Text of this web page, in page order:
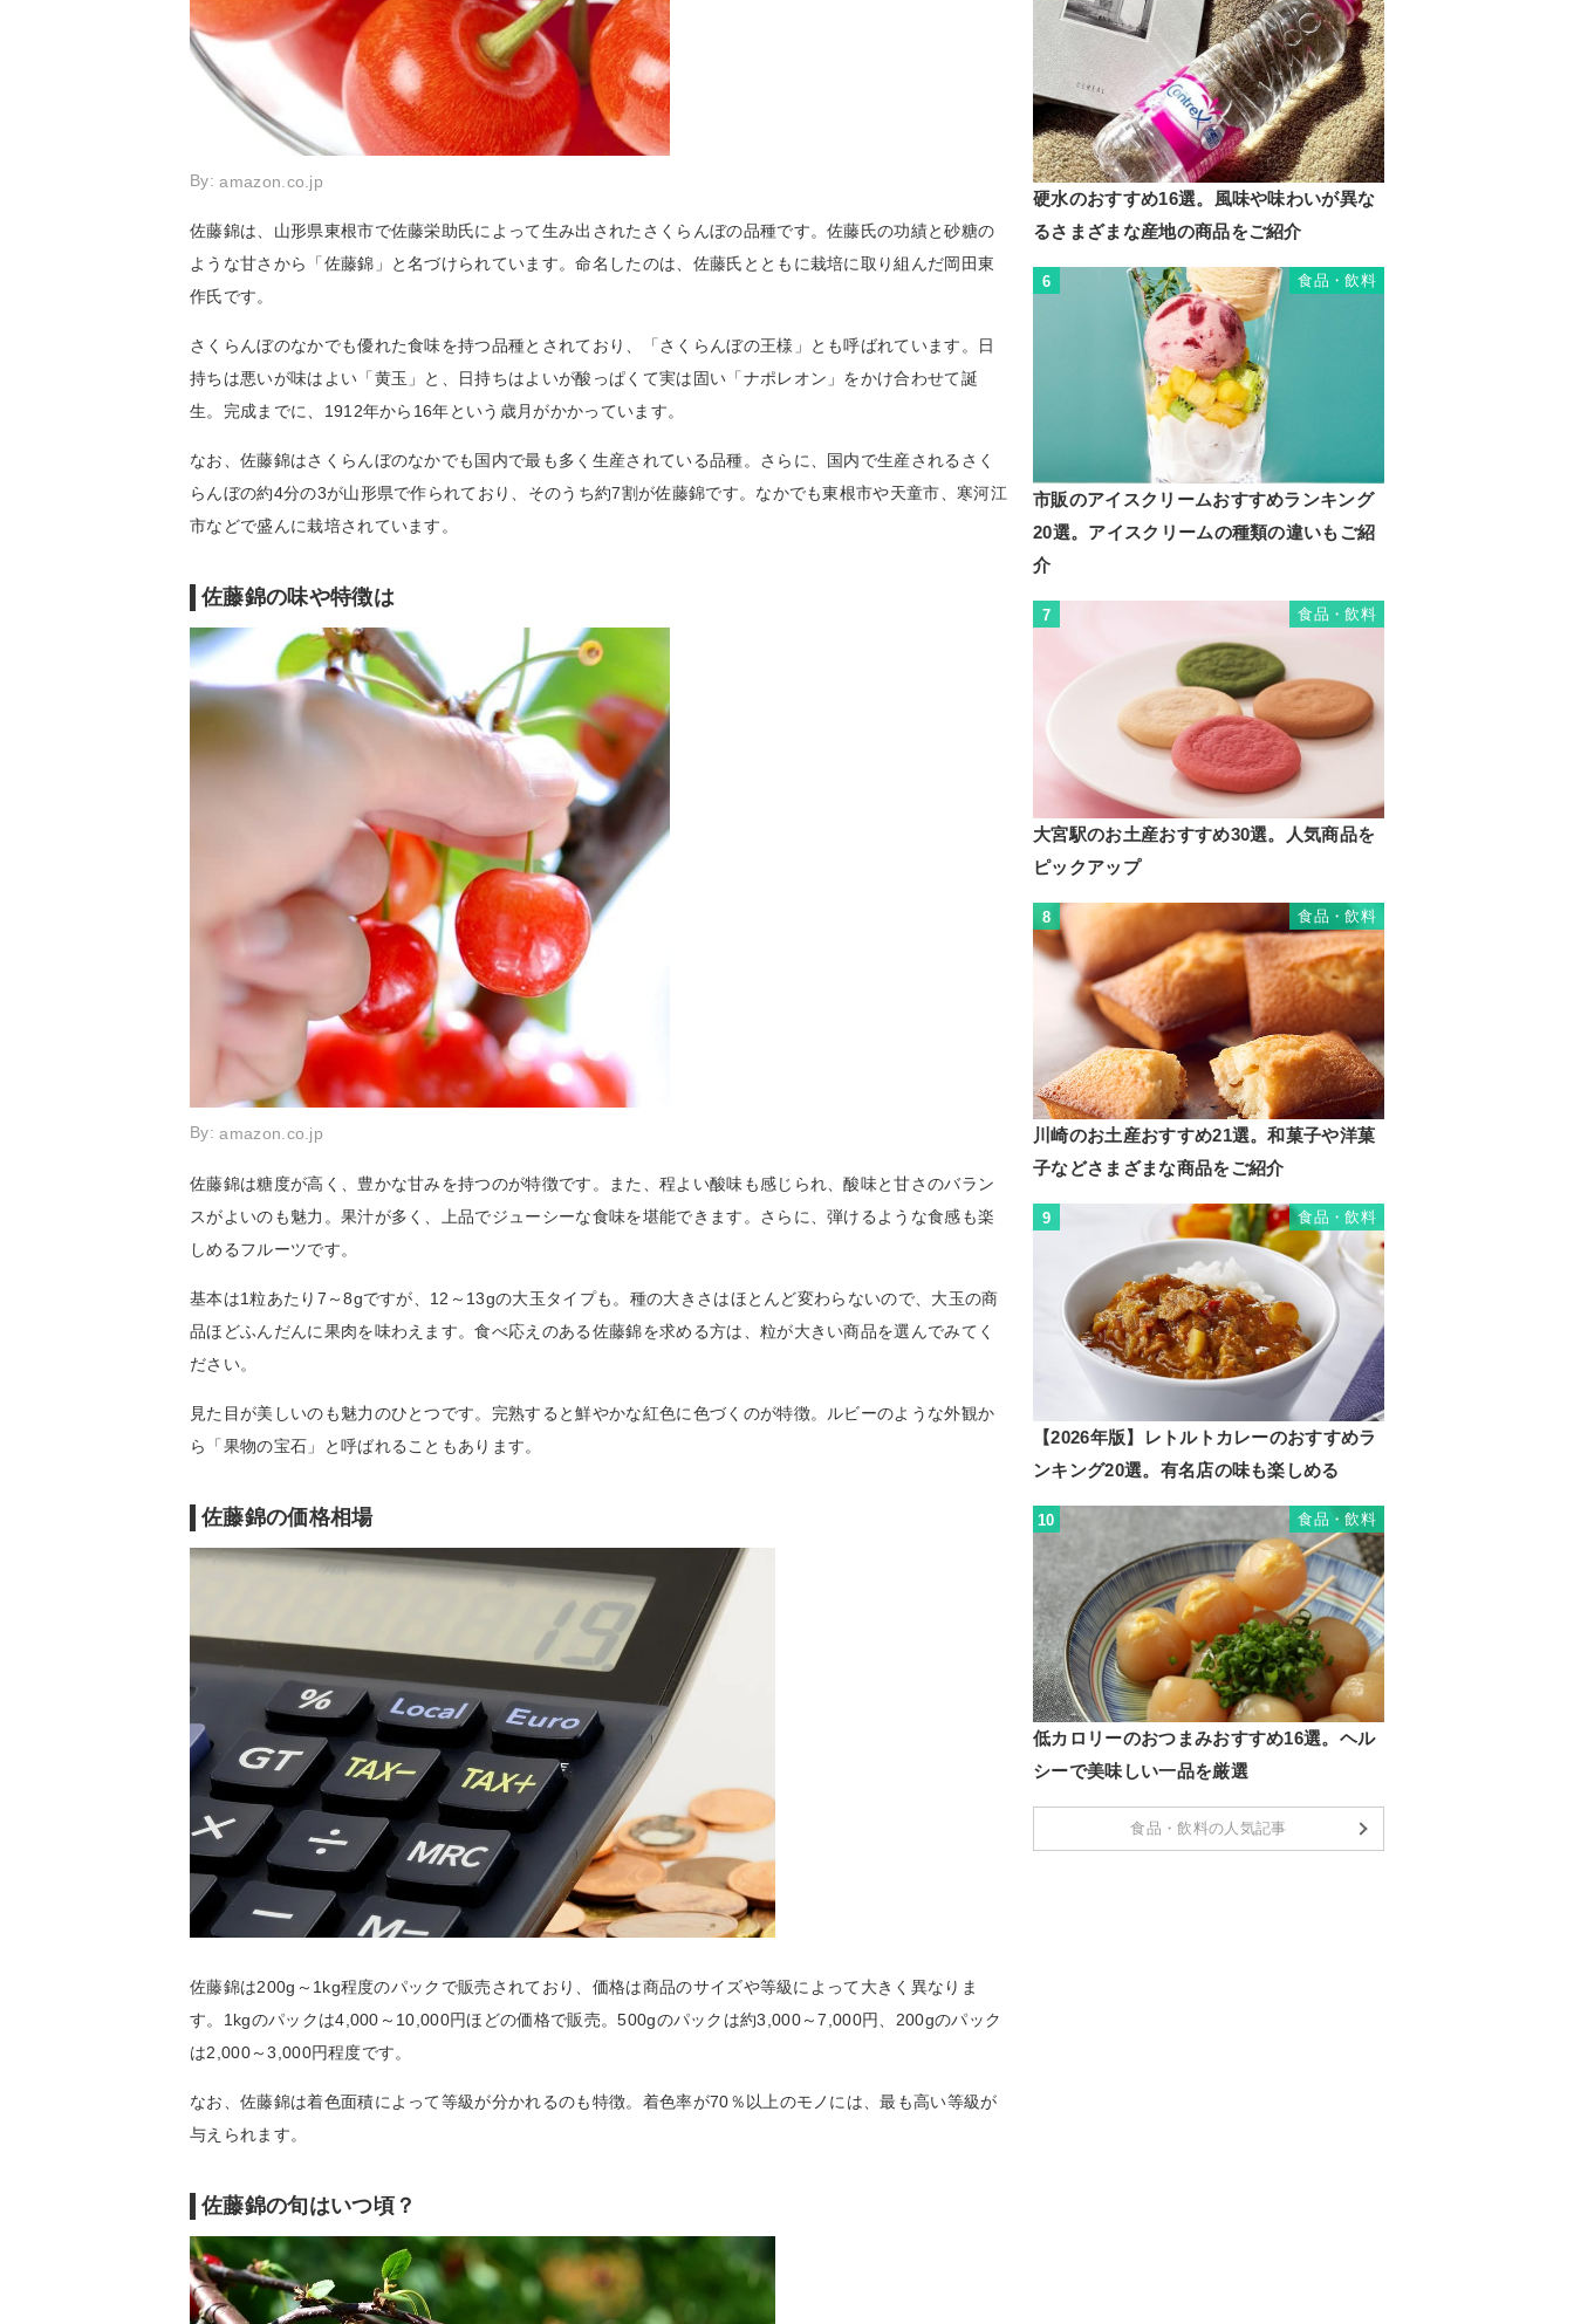
By:amazon.co.jp
佐藤錦は、山形県東根市で佐藤栄助氏によって生み出されたさくらんぼの品種です。佐藤氏の功績と砂糖の
ような甘さから「佐藤錦」と名づけられています。命名したのは、佐藤氏とともに栽培に取り組んだ岡田東
作氏です。
さくらんぼのなかでも優れた食味を持つ品種とされており、「さくらんぼの王様」とも呼ばれています。日
持ちは悪いが味はよい「黄玉」と、日持ちはよいが酸っぱくて実は固い「ナポレオン」をかけ合わせて誕
生。完成までに、1912年から16年という歳月がかかっています。
なお、佐藤錦はさくらんぼのなかでも国内で最も多く生産されている品種。さらに、国内で生産されるさく
らんぼの約4分の3が山形県で作られており、そのうち約7割が佐藤錦です。なかでも東根市や天童市、寒河江
市などで盛んに栽培されています。
佐藤錦の味や特徴は
By:amazon.co.jp
佐藤錦は糖度が高く、豊かな甘みを持つのが特徴です。また、程よい酸味も感じられ、酸味と甘さのバラン
スがよいのも魅力。果汁が多く、上品でジューシーな食味を堪能できます。さらに、弾けるような食感も楽
しめるフルーツです。
基本は1粒あたり7～8gですが、12～13gの大玉タイプも。種の大きさはほとんど変わらないので、大玉の商
品ほどふんだんに果肉を味わえます。食べ応えのある佐藤錦を求める方は、粒が大きい商品を選んでみてく
ださい。
見た目が美しいのも魅力のひとつです。完熟すると鮮やかな紅色に色づくのが特徴。ルビーのような外観か
ら「果物の宝石」と呼ばれることもあります。
佐藤錦の価格相場
佐藤錦は200g～1kg程度のパックで販売されており、価格は商品のサイズや等級によって大きく異なりま
す。1kgのパックは4,000～10,000円ほどの価格で販売。500gのパックは約3,000～7,000円、200gのパック
は2,000～3,000円程度です。
なお、佐藤錦は着色面積によって等級が分かれるのも特徴。着色率が70％以上のモノには、最も高い等級が
与えられます。
佐藤錦の旬はいつ頃？
硬水のおすすめ16選。風味や味わいが異な
るさまざまな産地の商品をご紹介
6 食品・飲料
市販のアイスクリームおすすめランキング
20選。アイスクリームの種類の違いもご紹
介
7 食品・飲料
大宮駅のお土産おすすめ30選。人気商品を
ピックアップ
8 食品・飲料
川崎のお土産おすすめ21選。和菓子や洋菓
子などさまざまな商品をご紹介
9 食品・飲料
【2026年版】レトルトカレーのおすすめラ
ンキング20選。有名店の味も楽しめる
10 食品・飲料
低カロリーのおつまみおすすめ16選。ヘル
シーで美味しい一品を厳選
食品・飲料の人気記事